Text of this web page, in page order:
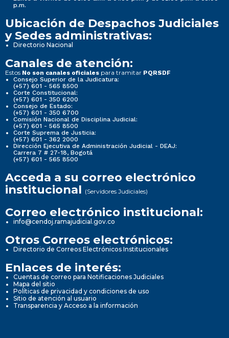
p.m.
Ubicación de Despachos Judiciales
y Sedes administrativas:
Directorio Nacional
Canales de atención:
Estos No son canales oficiales para tramitar PQRSDF
Consejo Superior de la Judicatura:
(+57) 601 - 565 8500
Corte Constitucional:
(+57) 601 - 350 6200
Consejo de Estado:
(+57) 601 - 350 6700
Comisión Nacional de Disciplina Judicial:
(+57) 601 - 565 8500
Corte Suprema de Justicia:
(+57) 601 - 362 2000
Dirección Ejecutiva de Administración Judicial - DEAJ:
Carrera 7 # 27-18, Bogotá
(+57) 601 - 565 8500
Acceda a su correo electrónico
institucional (Servidores Judiciales)
Correo electrónico institucional:
info@cendoj.ramajudicial.gov.co
Otros Correos electrónicos:
Directorio de Correos Electrónicos Institucionales
Enlaces de interés:
Cuentas de correo para Notificaciones Judiciales
Mapa del sitio
Políticas de privacidad y condiciones de uso
Sitio de atención al usuario
Transparencia y Acceso a la información